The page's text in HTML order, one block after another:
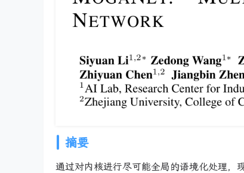
摘要
通过对内核进行尽可能全局的语境化处理，